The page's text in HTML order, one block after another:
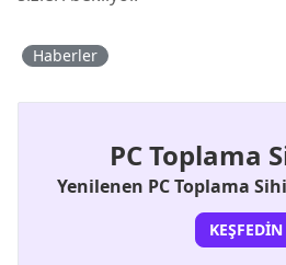
Haberler
PC Toplama
Yenilenen PC Toplama
KEŞFEDIN